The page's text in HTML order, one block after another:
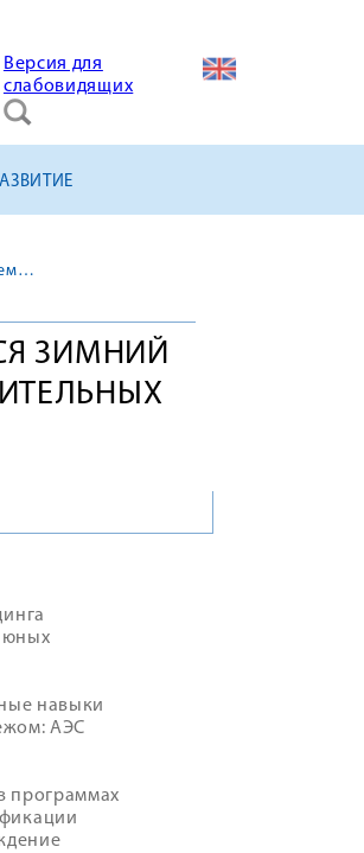
Версия для
слабовидящих
В холдинге «ТИТАН-2» завершился зимний трудовой семестр бойцов строительных отрядов
ЗИМНИЙ
юных
навыки
АЭС
программах